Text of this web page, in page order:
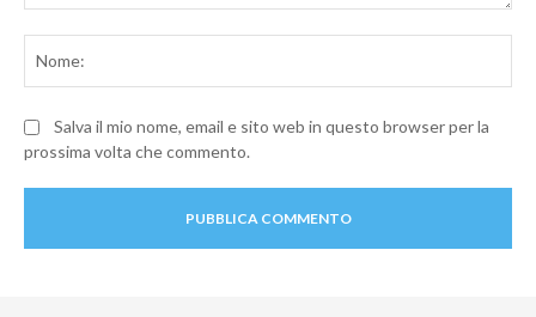
Salva il mio nome, email e sito web in questo browser per la
prossima volta che commento.